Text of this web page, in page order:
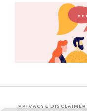
PRIVACY E DISCLAIMER